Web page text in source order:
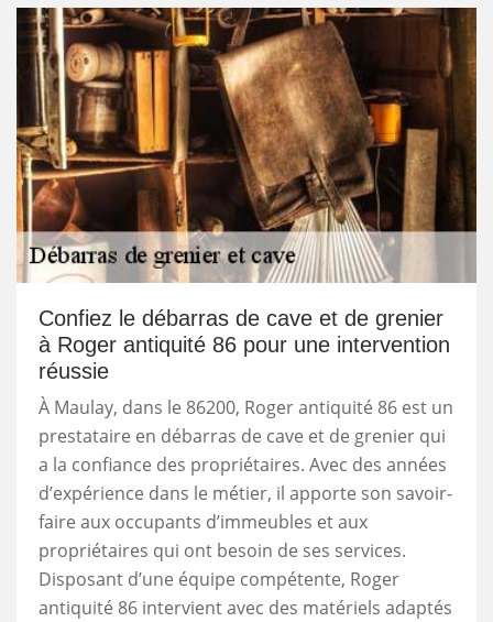
Confiez le débarras de cave et de grenier
à Roger antiquité 86 pour une intervention
réussie
À Maulay, dans le 86200, Roger antiquité 86 est un
prestataire en débarras de cave et de grenier qui
a la confiance des propriétaires. Avec des années
d’expérience dans le métier, il apporte son savoir-
faire aux occupants d’immeubles et aux
propriétaires qui ont besoin de ses services.
Disposant d’une équipe compétente, Roger
antiquité 86 intervient avec des matériels adaptés